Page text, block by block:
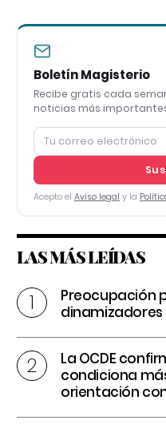
Boletín Magisterio
Recibe gratis cada
noticias más
Acepto el Aviso legal y la
LAS MÁS LEÍDAS
Preocupación
dinamizadores
La OCDE
condiciona
orientación